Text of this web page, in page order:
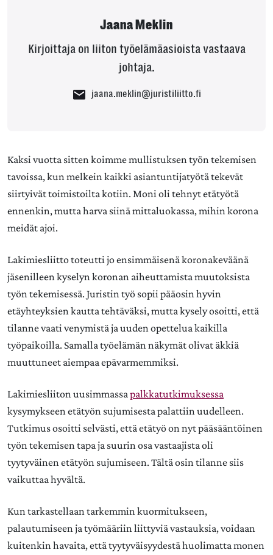
Jaana Meklin
Kirjoittaja on liiton työelämäasioista vastaava
johtaja.
jaana.meklin@juristiliitto.fi
Kaksi vuotta sitten koimme mullistuksen työn tekemisen
tavoissa, kun melkein kaikki asiantuntijatyötä tekevät
siirtyivät toimistoilta kotiin. Moni oli tehnyt etätyötä
ennenkin, mutta harva siinä mittaluokassa, mihin korona
meidät ajoi.
Lakimiesliitto toteutti jo ensimmäisenä koronakeväänä
jäsenilleen kyselyn koronan aiheuttamista muutoksista
työn tekemisessä. Juristin työ sopii pääosin hyvin
etäyhteyksien kautta tehtäväksi, mutta kysely osoitti, että
tilanne vaati venymistä ja uuden opettelua kaikilla
työpaikoilla. Samalla työelämän näkymät olivat äkkiä
muuttuneet aiempaa epävarmemmiksi.
Lakimiesliiton uusimmassa palkkatutkimuksessa
kysymykseen etätyön sujumisesta palattiin uudelleen.
Tutkimus osoitti selvästi, että etätyö on nyt pääsääntöinen
työn tekemisen tapa ja suurin osa vastaajista oli
tyytyväinen etätyön sujumiseen. Tältä osin tilanne siis
vaikuttaa hyvältä.
Kun tarkastellaan tarkemmin kuormitukseen,
palautumiseen ja työmääriin liittyviä vastauksia, voidaan
kuitenkin havaita, että tyytyväisyydestä huolimatta monen